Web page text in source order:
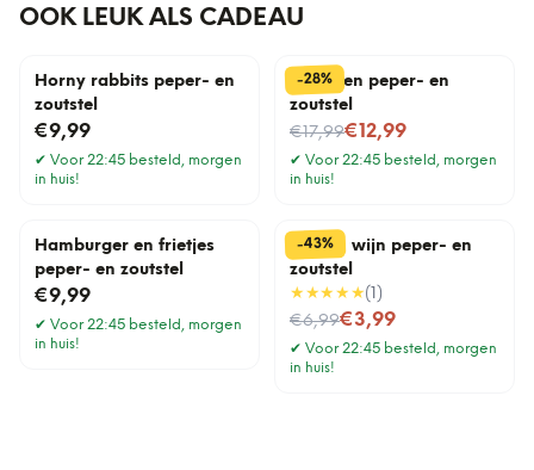
OOK LEUK ALS CADEAU
Horny rabbits peper- en
zoutstel
€9,99
✔ Voor 22:45 besteld, morgen
in huis!
-28%
Konijnen peper- en
zoutstel
€17,99
Nu voor€12,99
✔ Voor 22:45 besteld, morgen
in huis!
Hamburger en frietjes
peper- en zoutstel
€9,99
✔ Voor 22:45 besteld, morgen
in huis!
-43%
Bier en wijn peper- en
zoutstel
★★★★★( 1 )
€6,99
Nu voor€3,99
✔ Voor 22:45 besteld, morgen
in huis!